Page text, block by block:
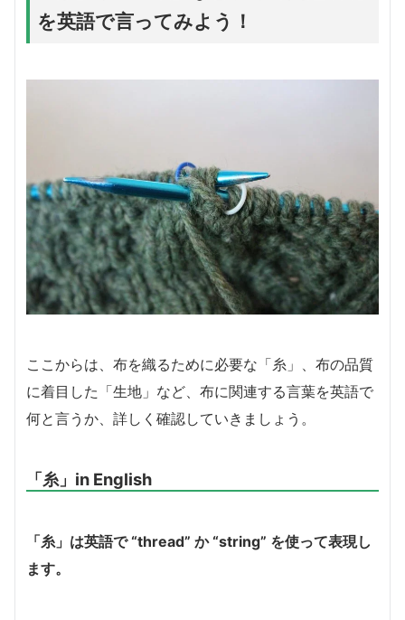
を英語で言ってみよう！
ここからは、布を織るために必要な「糸」、布の品質
に着目した「生地」など、布に関連する言葉を英語で
何と言うか、詳しく確認していきましょう。
「糸」in English
「糸」は英語で “thread” か “string” を使って表現し
ます。